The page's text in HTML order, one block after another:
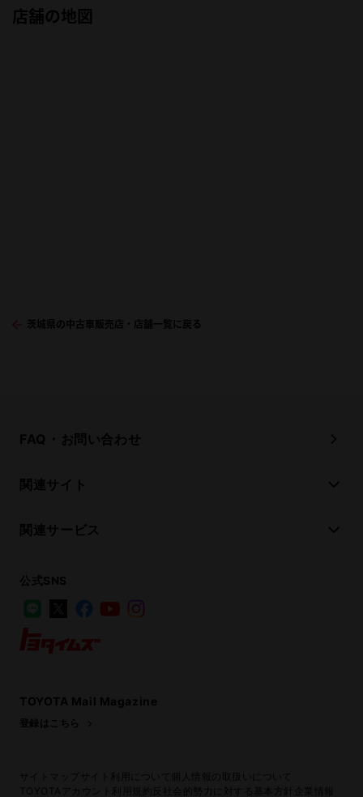
店舗の地図
茨城県の中古車販売店・店舗一覧に戻る
FAQ・お問い合わせ
関連サイト
関連サービス
公式SNS
LINE
FacebookYouTube
TOYOTA Mail Magazine
登録はこちら
サイト利用について
個人情報の取扱いについて
TOYOTAアカウント利用規約
反社会的勢力に対する基本方針